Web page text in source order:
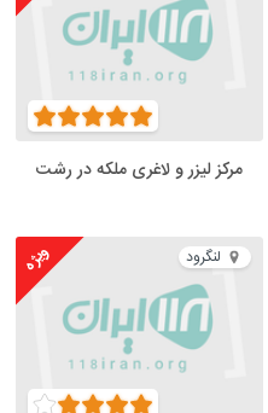
مرکز لیزر و لاغری ملکه در رشت
لنگرود ویژه